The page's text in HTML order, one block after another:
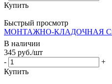
Купить
Быстрый просмотр
МОНТАЖНО-КЛАДОЧНАЯ
В наличии
345 руб./шт
-
+
Купить